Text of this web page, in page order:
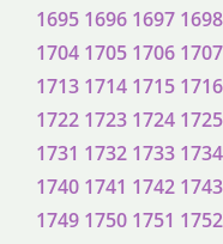
1695 1696 1697 1698
1704 1705 1706 1707
1713 1714 1715 1716
1722 1723 1724 1725
1731 1732 1733 1734
1740 1741 1742 1743
1749 1750 1751 1752